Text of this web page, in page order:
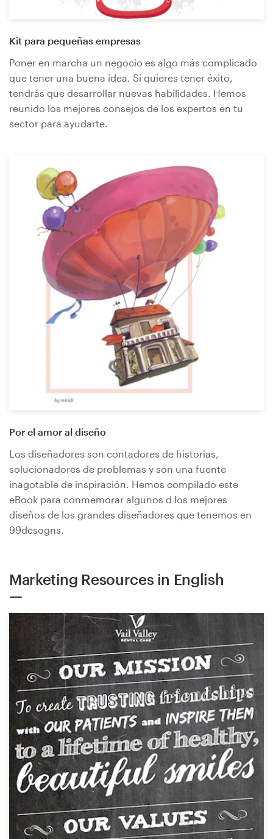
Kit para pequeñas empresas
Poner en marcha un negocio es algo más complicado
que tener una buena idea. Si quieres tener éxito,
tendrás que desarrollar nuevas habilidades. Hemos
reunido los mejores consejos de los expertos en tu
sector para ayudarte.
Por el amor al diseño
Los diseñadores son contadores de historias,
solucionadores de problemas y son una fuente
inagotable de inspiración. Hemos compilado este
eBook para conmemorar algunos d los mejores
diseños de los grandes diseñadores que tenemos en
99desogns.
Marketing Resources in English
Recursos
Precios
Hágase diseñador